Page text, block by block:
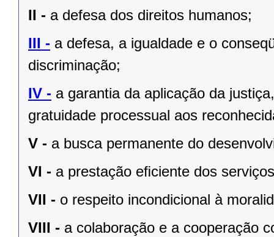
II - a defesa dos direitos humanos;
III - a defesa, a igualdade e o
discriminação;
IV - a garantia da aplicação da
gratuidade processual aos
V - a busca permanente do
VI - a prestação eﬁciente dos
VII - o respeito incondicional à
VIII - a colaboração e a cooperação